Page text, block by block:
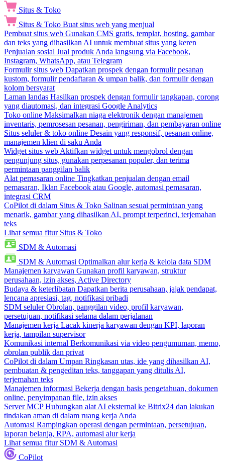
Situs & Toko
Situs & Toko Buat situs web yang menjual
Pembuat situs web Gunakan CMS gratis, templat, hosting, gambar
dan teks yang dihasilkan AI untuk membuat situs yang keren
Penjualan sosial Jual produk Anda langsung via Facebook,
Instagram, WhatsApp, atau Telegram
Formulir situs web Dapatkan prospek dengan formulir pesanan
kustom, formulir pendaftaran & umpan balik, dan formulir dengan
kolom bersyarat
Laman landas Hasilkan prospek dengan formulir tangkapan, corong
yang diautomasi, dan integrasi Google Analytics
Toko online Maksimalkan niaga elektronik dengan manajemen
inventaris, pemrosesan pesanan, pengiriman, dan pembayaran online
Situs seluler & toko online Desain yang responsif, pesanan online,
manajemen klien di saku Anda
Widget situs web Aktifkan widget untuk mengobrol dengan
pengunjung situs, gunakan perpesanan populer, dan terima
permintaan panggilan balik
Alat pemasaran online Tingkatkan penjualan dengan email
pemasaran, Iklan Facebook atau Google, automasi pemasaran,
integrasi CRM
CoPilot di dalam Situs & Toko Salinan sesuai permintaan yang
menarik, gambar yang dihasilkan AI, prompt terperinci, terjemahan
teks
Lihat semua fitur Situs & Toko
SDM & Automasi
SDM & Automasi Optimalkan alur kerja & kelola data SDM
Manajemen karyawan Gunakan profil karyawan, struktur
perusahaan, izin akses, Active Directory
Budaya & keterlibatan Dapatkan berita perusahaan, jajak pendapat,
lencana apresiasi, tag, notifikasi pribadi
SDM seluler Obrolan, panggilan video, profil karyawan,
persetujuan, notifikasi selama dalam perjalanan
Manajemen kerja Lacak kinerja karyawan dengan KPI, laporan
kerja, tampilan supervisor
Komunikasi internal Berkomunikasi via video pengumuman, memo,
obrolan publik dan privat
CoPilot di dalam Umpan Ringkasan utas, ide yang dihasilkan AI,
pembuatan & pengeditan teks, tanggapan yang ditulis AI,
terjemahan teks
Manajemen informasi Bekerja dengan basis pengetahuan, dokumen
online, penyimpanan file, izin akses
Server MCP Hubungkan alat AI eksternal ke Bitrix24 dan lakukan
tindakan aman di dalam ruang kerja Anda
Automasi Rampingkan operasi dengan permintaan, persetujuan,
laporan belanja, RPA, automasi alur kerja
Lihat semua fitur SDM & Automasi
CoPilot